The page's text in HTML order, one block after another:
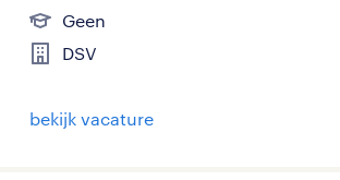
Geen
DSV
bekijk vacature